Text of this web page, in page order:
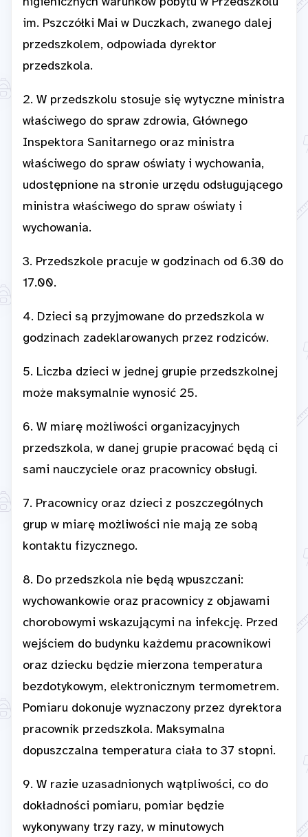
higienicznych warunków pobytu w Przedszkolu
im. Pszczółki Mai w Duczkach, zwanego dalej
przedszkolem, odpowiada dyrektor
przedszkola.
2. W przedszkolu stosuje się wytyczne ministra
właściwego do spraw zdrowia, Głównego
Inspektora Sanitarnego oraz ministra
właściwego do spraw oświaty i wychowania,
udostępnione na stronie urzędu odsługującego
ministra właściwego do spraw oświaty i
wychowania.
3. Przedszkole pracuje w godzinach od 6.30 do
17.00.
4. Dzieci są przyjmowane do przedszkola w
godzinach zadeklarowanych przez rodziców.
5. Liczba dzieci w jednej grupie przedszkolnej
może maksymalnie wynosić 25.
6. W miarę możliwości organizacyjnych
przedszkola, w danej grupie pracować będą ci
sami nauczyciele oraz pracownicy obsługi.
7. Pracownicy oraz dzieci z poszczególnych
grup w miarę możliwości nie mają ze sobą
kontaktu fizycznego.
8. Do przedszkola nie będą wpuszczani:
wychowankowie oraz pracownicy z objawami
chorobowymi wskazującymi na infekcję. Przed
wejściem do budynku każdemu pracownikowi
oraz dziecku będzie mierzona temperatura
bezdotykowym, elektronicznym termometrem.
Pomiaru dokonuje wyznaczony przez dyrektora
pracownik przedszkola. Maksymalna
dopuszczalna temperatura ciała to 37 stopni.
9. W razie uzasadnionych wątpliwości, co do
dokładności pomiaru, pomiar będzie
wykonywany trzy razy, w minutowych